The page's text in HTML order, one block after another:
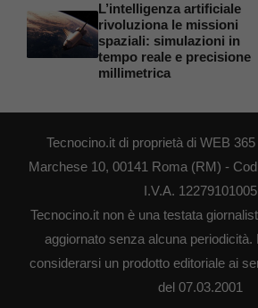
L’intelligenza artificiale
rivoluziona le missioni
spaziali: simulazioni in
tempo reale e precisione
millimetrica
Tecnocino.it di proprietà di WEB
Marchese 10, 00141 Roma (RM) -
I.V.A. 12279101005
Tecnocino.it non è una testata
aggiornato senza alcuna periodicità.
considerarsi un prodotto editoriale ai
del 07.03.2001